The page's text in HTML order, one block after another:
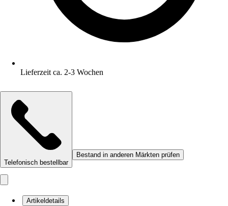
Lieferzeit ca. 2-3 Wochen
Telefonisch bestellbar
Bestand in anderen Märkten prüfen
Artikeldetails